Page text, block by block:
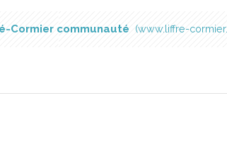
Cormier communauté www.liffre-